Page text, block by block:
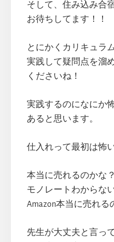
そして、住み込み合
お待ちしてます！！
とにかくカリキュラ
実践して疑問点を溜
くださいね！
実践するのになにか
あると思います。
仕入れって最初は怖
本当に売れるのかな？
モノレートわからない
Amazon本当に売れる
先生が大丈夫と言っ